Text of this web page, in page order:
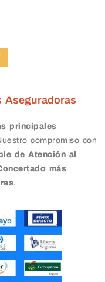
Aseguradoras
principales
compromiso con
de Atención al
más
.